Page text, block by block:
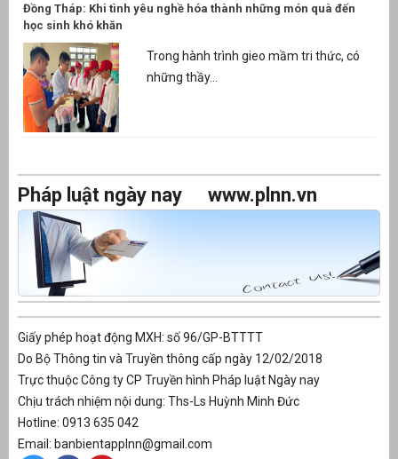
Đồng Tháp: Khi tình yêu nghề hóa thành những món quà đến
học sinh khó khăn
Trong hành trình gieo mầm tri thức, có
những thầy...
Pháp luật ngày nay www.plnn.vn
Giấy phép hoạt động MXH: số 96/GP-BTTTT
Do Bộ Thông tin và Truyền thông cấp ngày 12/02/2018
Trực thuộc Công ty CP Truyền hình Pháp luật Ngày nay
Chịu trách nhiệm nội dung: Ths-Ls Huỳnh Minh Đức
Hotline: 0913 635 042
Email: banbientapplnn@gmail.com